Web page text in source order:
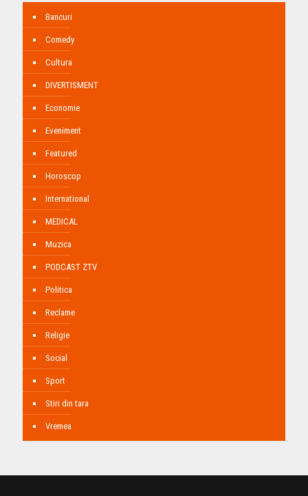
Bancuri
Comedy
Cultura
DIVERTISMENT
Economie
Eveniment
Featured
Horoscop
International
MEDICAL
Muzica
PODCAST ZTV
Politica
Reclame
Religie
Social
Sport
Stiri din tara
Vremea